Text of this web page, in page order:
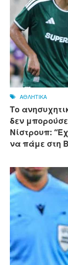
ΑΘΛΗΤΙΚΑ
Το
δεν
Νίστρουπ:
να πάμε στη